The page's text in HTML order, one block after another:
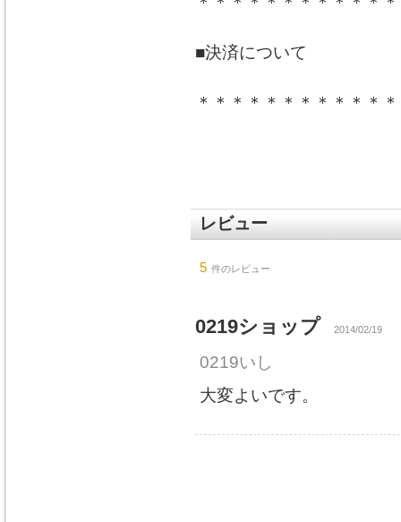
■決済について
＊＊＊＊＊＊＊＊＊＊＊
レビュー
5 件のレビュー
0219ショップ 2014/02/19
0219いし
大変よいです。